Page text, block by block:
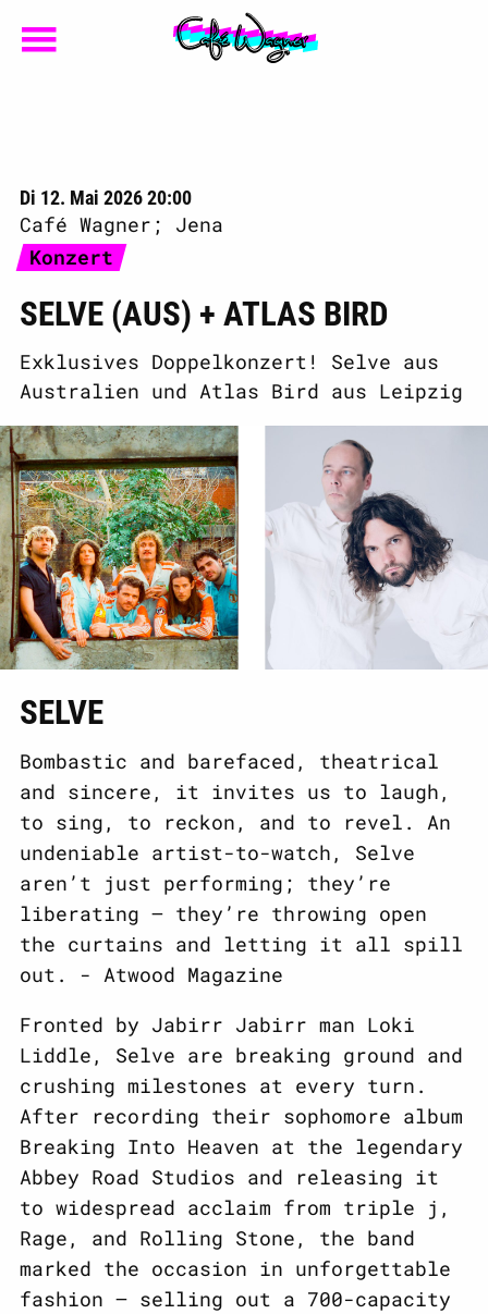
Di 12. Mai 2026 20:00
Café Wagner; Jena
Konzert
SELVE (AUS) + ATLAS BIRD
Exklusives Doppelkonzert! Selve aus
Australien und Atlas Bird aus Leipzig
SELVE
Bombastic and barefaced, theatrical
and sincere, it invites us to laugh,
to sing, to reckon, and to revel. An
undeniable artist-to-watch, Selve
aren’t just performing; they’re
liberating – they’re throwing open
the curtains and letting it all spill
out. - Atwood Magazine
Fronted by Jabirr Jabirr man Loki
Liddle, Selve are breaking ground and
crushing milestones at every turn.
After recording their sophomore album
Breaking Into Heaven at the legendary
Abbey Road Studios and releasing it
to widespread acclaim from triple j,
Rage, and Rolling Stone, the band
marked the occasion in unforgettable
fashion — selling out a 700-capacity